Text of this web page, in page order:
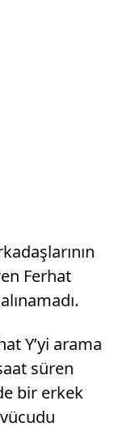
Ferhat
Y’yi arama
süren
bir erkek